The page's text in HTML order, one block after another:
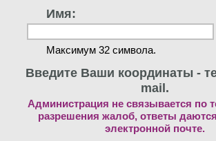
Имя:
Максимум 32 символа.
Введите Ваши координаты -
mail.
Администрация не связывается по
разрешения жалоб, ответы
электронной почте.